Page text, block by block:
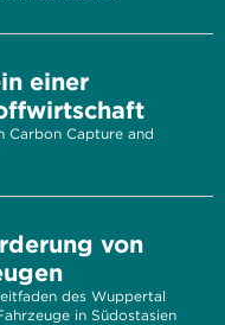
einer
Carbon Capture and
von
des Wuppertal
in Südostasien